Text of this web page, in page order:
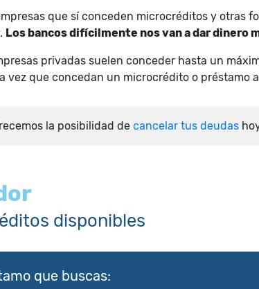
que sí conceden microcréditos y otras
Los bancos difícilmente nos van a dar dinero
privadas suelen conceder hasta un
vez que concedan un microcrédito o préstamo
la posibilidad de cancelar tus deudas
disponibles
que buscas: